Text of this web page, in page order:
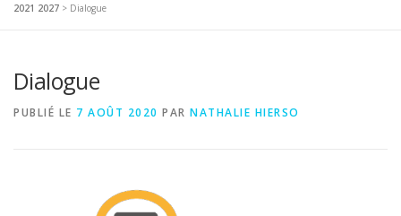
SIGNALER UNE FRAUDE
2021 2027 > Dialogue
Dialogue
PUBLIÉ LE 7 AOÛT 2020 PAR NATHALIE HIERSO